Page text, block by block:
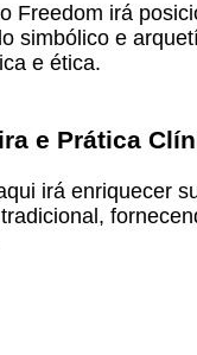
Freedom irá
simbólico e
e ética.
e Prática
irá enriquecer